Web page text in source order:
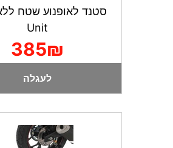
סטנד לאופנוע שטח
Unit
385₪
לעגלה